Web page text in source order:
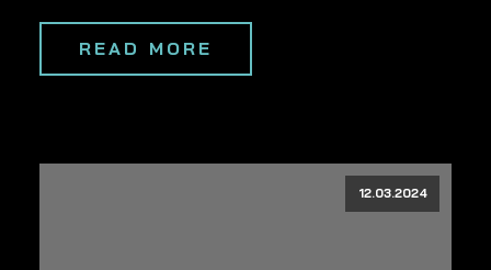
READ MORE
12.03.2024